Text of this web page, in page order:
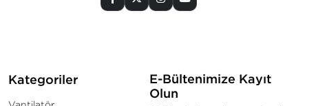
Kategoriler
E-Bültenimize Kayıt
Olun